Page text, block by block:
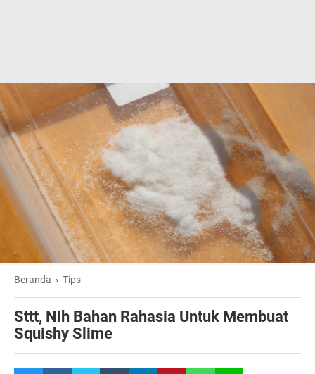
Beranda › Tips
Sttt, Nih Bahan Rahasia Untuk Membuat
Squishy Slime